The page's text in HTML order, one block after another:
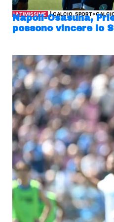
ULTIMISSIME | CALCIO,
Napoli-Osasuna,
possono vincere lo